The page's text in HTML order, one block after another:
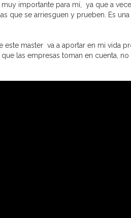
muy importante para mí, ya que a
que se arriesguen y prueben. Es
este master va a aportar en mi vida
las empresas toman en cuenta,